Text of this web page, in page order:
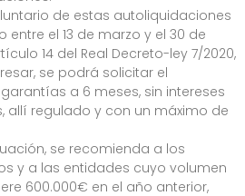
de estas autoliquidaciones
el 13 de marzo y el 30 de
14 del Real Decreto-ley 7/2020,
se podrá solicitar el
a 6 meses, sin intereses
allí regulado y con un máximo de
se recomienda a los
y a las entidades cuyo volumen
600.000€ en el año anterior,